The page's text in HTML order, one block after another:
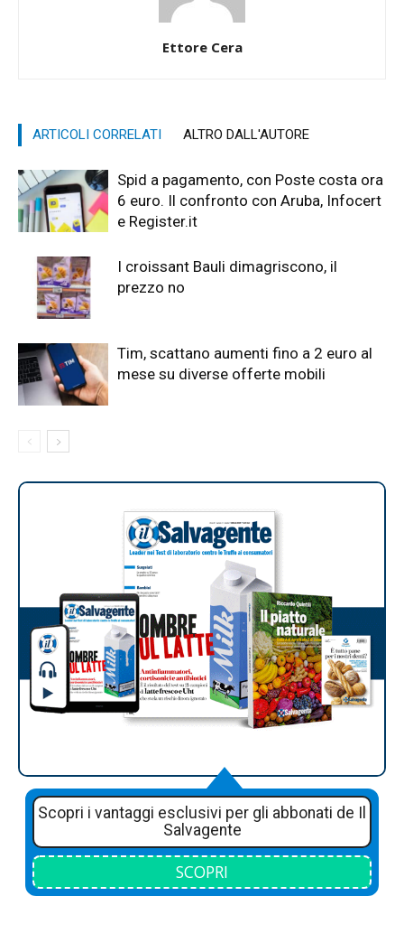
Ettore Cera
ARTICOLI CORRELATI ALTRO DALL'AUTORE
Spid a pagamento, con Poste costa ora
6 euro. Il confronto con Aruba, Infocert
e Register.it
I croissant Bauli dimagriscono, il
prezzo no
Tim, scattano aumenti fino a 2 euro al
mese su diverse offerte mobili
Scopri i vantaggi esclusivi per gli abbonati de Il
Salvagente
SCOPRI